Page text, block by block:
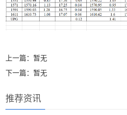
上一篇：暂无
下一篇：暂无
推荐资讯